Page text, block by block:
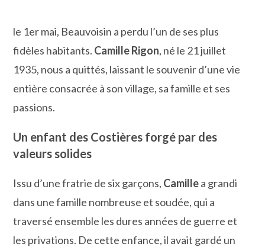
le 1er mai, Beauvoisin a perdu l’un de ses plus
fidèles habitants. Camille Rigon, né le 21 juillet
1935, nous a quittés, laissant le souvenir d’une vie
entière consacrée à son village, sa famille et ses
passions.
Un enfant des Costières forgé par des
valeurs solides
Issu d’une fratrie de six garçons, Camillea grandi
dans une famille nombreuse et soudée, qui a
traversé ensemble les dures années de guerre et
les privations. De cette enfance, il avait gardé un